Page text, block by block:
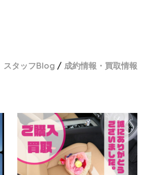
スタッフBlog 成約情報・買取情報